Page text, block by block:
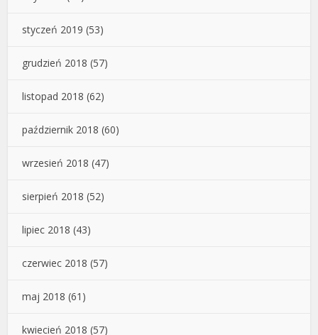
styczeń 2019 (53)
grudzień 2018 (57)
listopad 2018 (62)
październik 2018 (60)
wrzesień 2018 (47)
sierpień 2018 (52)
lipiec 2018 (43)
czerwiec 2018 (57)
maj 2018 (61)
kwiecień 2018 (57)